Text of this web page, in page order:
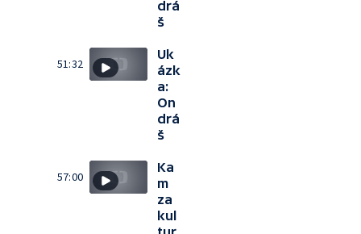
drá
š
51:32
Uk
ázk
a:
On
drá
š
57:00
Ka
m
za
kul